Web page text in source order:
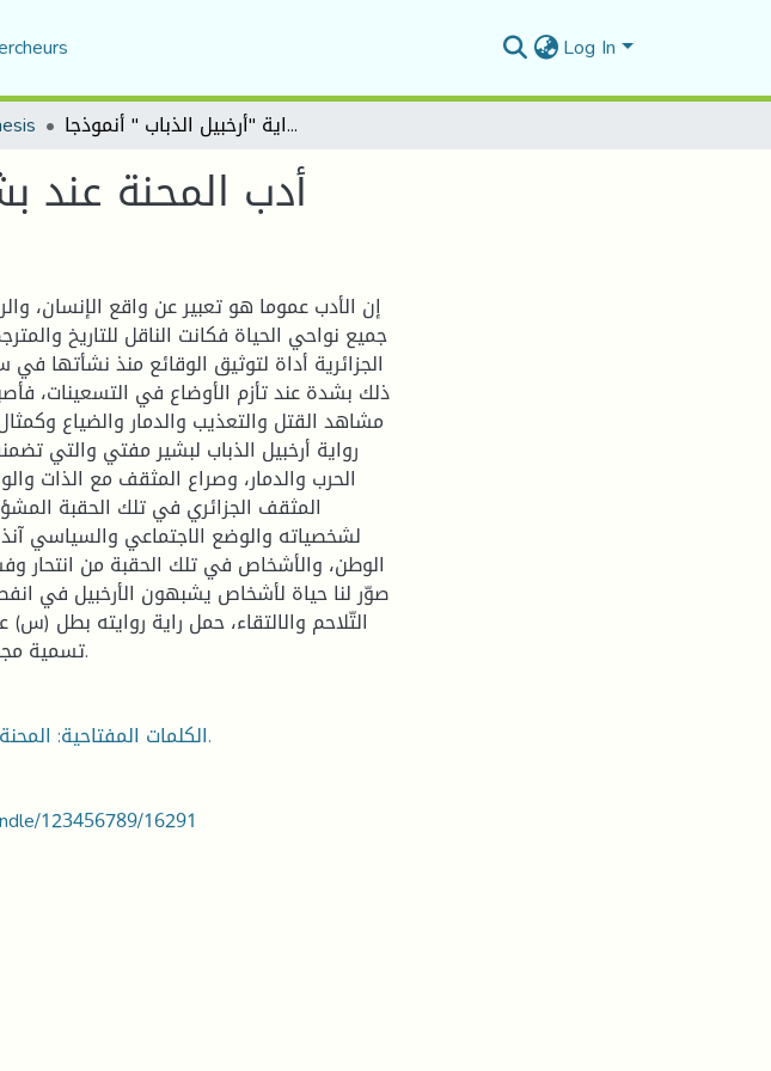
Log In
أدب المحنة عند بشير مفتي رواية "أرخبيل الذباب " أنموذجا
أدب المحنة عند
إن الأدب عموما هو تعبير عن واقع الإنسان،
جميع نواحي الحياة فكانت الناقل للتاريخ
الجزائرية أداة لتوثيق الوقائع منذ نشأتها
ذلك بشدة عند تأزم الأوضاع في التسعينات،
مشاهد القتل والتعذيب والدمار والضياع
رواية أرخبيل الذباب لبشير مفتي
الحرب والدمار، وصراع المثقف مع الذات
المثقف الجزائري في تلك الحقبة
لشخصياته والوضع الاجتماعي والسياسي
الوطن، والأشخاص في تلك الحقبة من انتحار
صوّر لنا حياة لأشخاص يشبهون الأرخبيل في
التّلاحم والالتقاء، حمل راية روايته بطل
تسمية مجهولة ضمن إطار هو المونولوج.
الكلمات المفتاحية: المحنة ، الحب، الموت، الوطن، الخوف.
123456789/16291